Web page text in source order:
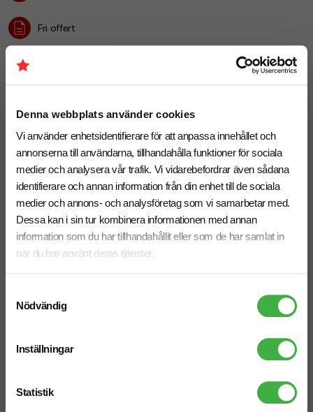
Denna webbplats använder cookies
Vi använder enhetsidentifierare för att anpassa innehållet och
annonserna till användarna, tillhandahålla funktioner för sociala
medier och analysera vår trafik. Vi vidarebefordrar även sådana
identifierare och annan information från din enhet till de sociala
medier och annons- och analysföretag som vi samarbetar med.
Dessa kan i sin tur kombinera informationen med annan
information som du har tillhandahållit eller som de har samlat in
när du har använt deras tjänster.
Nödvändig
Inställningar
Statistik
Fri offert
Vi hjälper dig gärna!
Telefon: 019-760 65 00
Mejl